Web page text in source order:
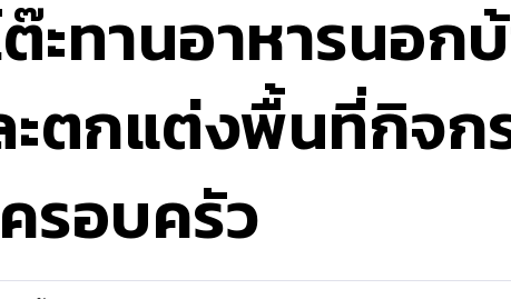
ต๊ะทานอาหารนอก
ตกแต่งพื้นที่กิจก
รอบครัว